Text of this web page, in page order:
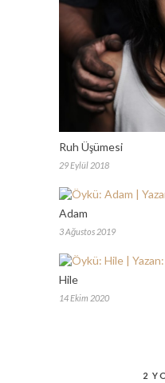
Ruh Üşümesi
29 Eylül 2018
Adam
3 Ağustos 2019
Hile
14 Ekim 2020
2